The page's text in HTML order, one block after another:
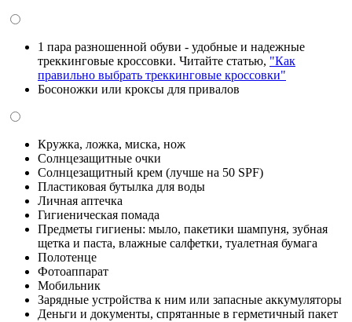
1 пара разношенной обуви - удобные и надежные
треккинговые кроссовки. Читайте статью, "Как
правильно выбрать треккинговые кроссовки"
Босоножки или кроксы для привалов
Кружка, ложка, миска, нож
Солнцезащитные очки
Солнцезащитный крем (лучше на 50 SPF)
Пластиковая бутылка для воды
Личная аптечка
Гигиеническая помада
Предметы гигиены: мыло, пакетики шампуня, зубная
щетка и паста, влажные салфетки, туалетная бумага
Полотенце
Фотоаппарат
Мобильник
Зарядные устройства к ним или запасные аккумуляторы
Деньги и документы, спрятанные в герметичный пакет